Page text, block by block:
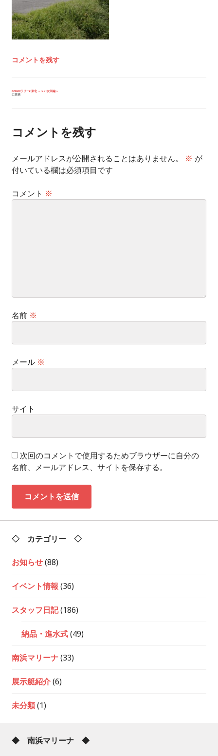
コメントを残す
投
シ
ョ
GO!GO!ラリーin東北 ～last女川編～
に投稿
コメントを残す
メールアドレスが公開されることはありません。 ※ が
付いている欄は必須項目です
コメント ※
名前 ※
メール ※
サイト
次回のコメントで使用するためブラウザーに自分の
名前、メールアドレス、サイトを保存する。
◇ カテゴリー ◇
お知らせ(88)
イベント情報 (36)
スタッフ日記(186)
納品・進水式(49)
南浜マリーナ(33)
展示艇紹介(6)
未分類(1)
◆ 南浜マリーナ ◆